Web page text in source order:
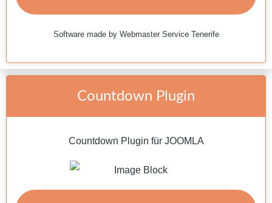
Software made by Webmaster Service Tenerife
Countdown Plugin
Countdown Plugin für JOOMLA